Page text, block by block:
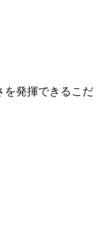
を発揮できるこだ